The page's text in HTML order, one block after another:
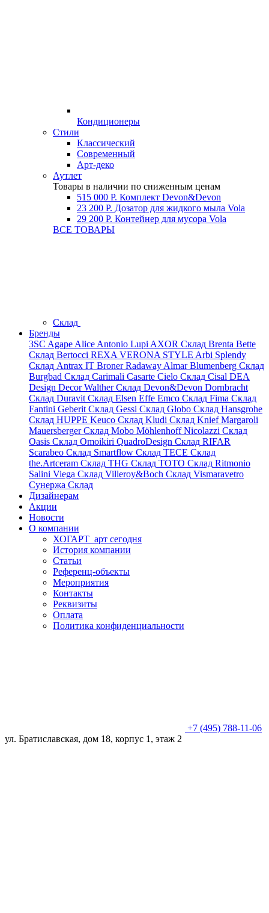
Кондиционеры
Стили
Классический
Современный
Арт-деко
Аутлет
Товары в наличии по сниженным ценам
515 000 Р. Комплект Devon&Devon
23 200 Р. Дозатор для жидкого мыла Vola
29 200 Р. Контейнер для мусора Vola
ВСЕ ТОВАРЫ
Склад
Бренды
3SC Agape Alice Antonio Lupi AXOR Склад Brenta Bette
Склад Bertocci REXA VERONA STYLE Arbi Splendy
Склад Antrax IT BronerRadaway AlmarBlumenberg Склад
Burgbad Склад Carimali Casarte Cielo Склад Cisal DEA
Design Decor WaltherСклад Devon&Devon Dornbracht
Склад Duravit Склад Elsen Effe Emco Склад Fima Склад
Fantini Geberit Склад Gessi Склад Globo Склад Hansgrohe
Склад HUPPE Keuco Склад Kludi Склад KniefMargaroli
MauersbergerСклад Mobo MöhlenhoffNicolazzi Склад
Oasis Склад Omoikiri QuadroDesign Склад RIFAR
Scarabeo Склад Smartflow Склад TECE Склад
the.Artceram Склад THG Склад TOTO Склад Ritmonio
Salini Viega Склад Villeroy&Boch Склад Vismaravetro
Сунержа Склад
Дизайнерам
Акции
Новости
О компании
ХОГАРТ_арт сегодня
История компании
Статьи
Референц-объекты
Мероприятия
Контакты
Реквизиты
Оплата
Политика конфиденциальности
+7 (495) 788-11-06
ул. Братиславская, дом 18, корпус 1, этаж 2